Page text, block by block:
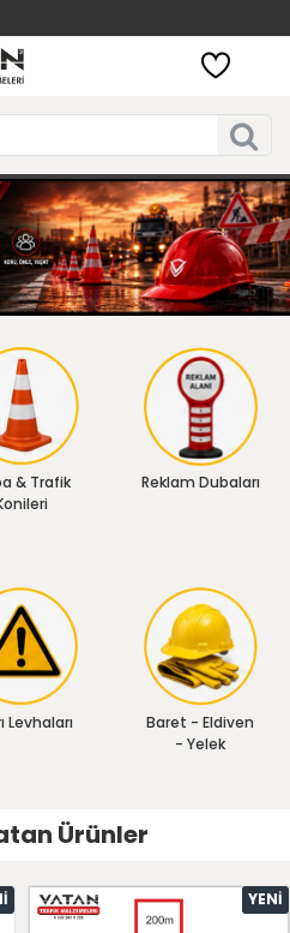
& Trafik
Reklam Dubaları
Levhaları
Baret - Eldiven
- Yelek
Ürünler
YENI